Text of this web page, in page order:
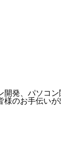
発、パソコ
のお手伝いが